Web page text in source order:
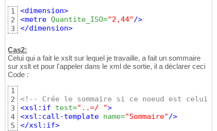
1
2
3
<dimension>
<metre Quantite_ISO="2,44"/>
</dimension>
Cas2:
Celui qui a fait le xslt sur lequel je travaille, a fait un sommaire
sur xslt et pour l'appeler dans le xml de sortie, il a déclarer ceci
Code :
1
2
3
4
5
<!-- Crée le sommaire si ce noeud est celui
<xsl:if
test="..=/ ">
<xsl:call-template name="Sommaire"/>
</xsl:if>